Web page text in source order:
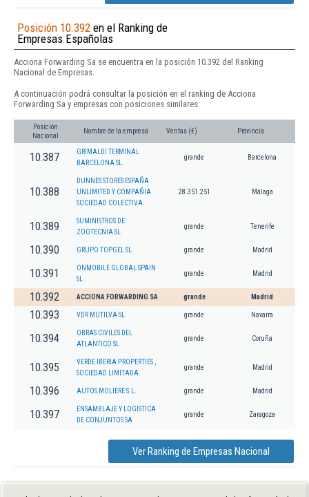
Posición 10.392 en el Ranking de
Empresas Españolas
Acciona Forwarding Sa se encuentra en la posición 10.392 del Ranking
Nacional de Empresas.
A continuación podrá consultar la posición en el ranking de Acciona
Forwarding Sa y empresas con posiciones similares:
Posición
Nacional
Nombre de la empresa Ventas (€) Provincia
10.387
GRIMALDI TERMINAL
BARCELONA SL.
grande Barcelona
10.388
DUNNES STORES ESPAÑA
UNLIMITED Y COMPAÑIA
SOCIEDAD COLECTIVA.
28.351.251 Málaga
10.389
SUMINISTROS DE
ZOOTECNIA SL
grande Tenerife
10.390 GRUPO TOPGEL SL. grande Madrid
10.391
ONMOBILE GLOBAL SPAIN
SL.
grande Madrid
10.392 ACCIONA FORWARDING SA grande Madrid
10.393 VDR MUTILVA SL grande Navarra
10.394
OBRAS CIVILES DEL
ATLANTICO SL
grande Coruña
10.395
VERDE IBERIA PROPERTIES ,
SOCIEDAD LIMITADA.
grande Madrid
10.396 AUTOS MOLIERE S.L. grande Madrid
10.397
ENSAMBLAJE Y LOGISTICA
DE CONJUNTOS SA
grande Zaragoza
Ver Ranking de Empresas Nacional